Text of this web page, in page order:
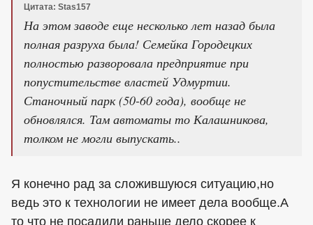
Цитата: Stas157
На этом заводе еще несколько лет назад была
полная разруха была! Семейка Городецких
полностью разворовала предприятие при
попустительстве властей Удмуртии.
Станочный парк (50-60 года), вообще не
обновлялся. Там автоматы то Калашникова,
толком не могли выпускать..
Я конечно рад за сложившуюся ситуацию,но
ведь это к технологии не имеет дела вообще.А
то что не посадили раньше дело скорее к